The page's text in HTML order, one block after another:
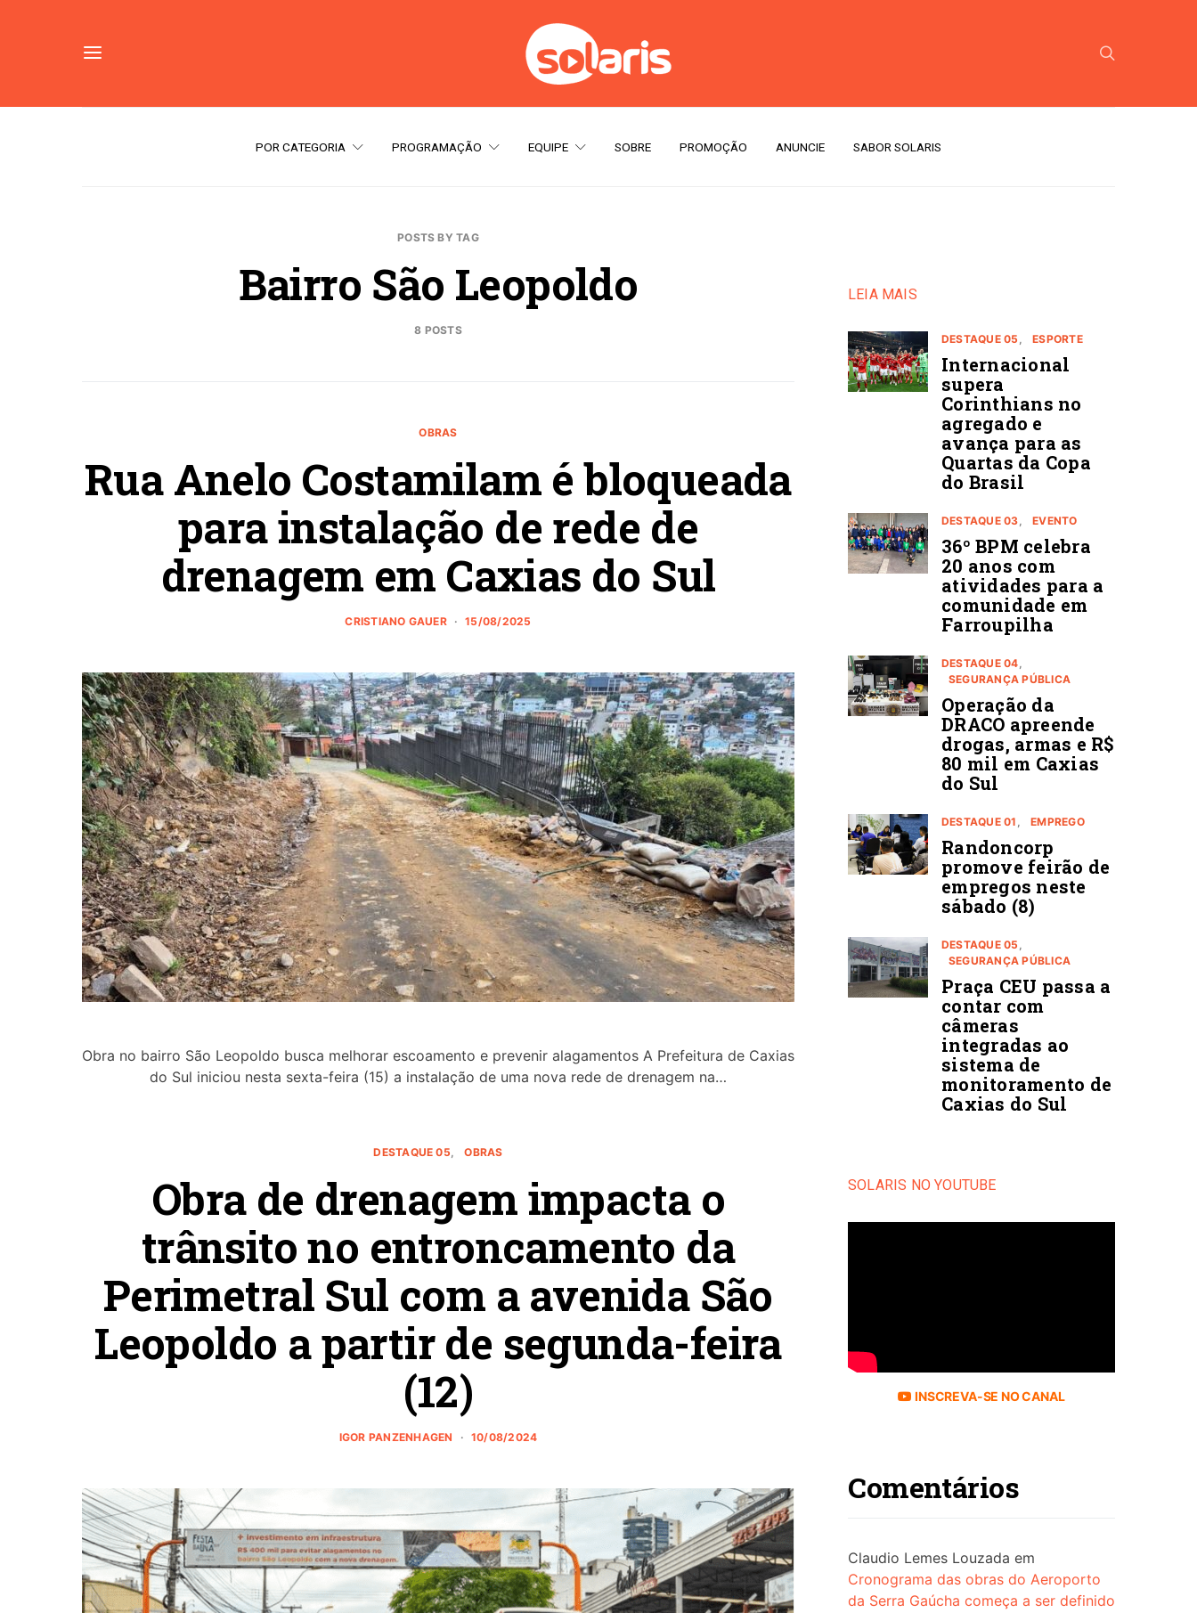
POR CATEGORIA PROGRAMAÇÃO EQUIPE SOBRE PROMOÇÃO ANUNCIE SABOR SOLARIS
POSTS BY TAG
Bairro São Leopoldo
8 POSTS
OBRAS
Rua Anelo Costamilam é bloqueada
para instalação de rede de
drenagem em Caxias do Sul
CRISTIANO GAUER 15/08/2025
Obra no bairro São Leopoldo busca melhorar escoamento e prevenir alagamentos A Prefeitura de Caxias
do Sul iniciou nesta sexta-feira (15) a instalação de uma nova rede de drenagem na…
DESTAQUE 05 OBRAS
Obra de drenagem impacta o
trânsito no entroncamento da
Perimetral Sul com a avenida São
Leopoldo a partir de segunda-feira
(12)
IGOR PANZENHAGEN 10/08/2024
LEIA MAIS
DESTAQUE 05 ESPORTE
Internacional
supera
Corinthians no
agregado e
avança para as
Quartas da Copa
do Brasil
DESTAQUE 03 EVENTO
36º BPM celebra
20 anos com
atividades para a
comunidade em
Farroupilha
DESTAQUE 04
SEGURANÇA PÚBLICA
Operação da
DRACO apreende
drogas, armas e R$
80 mil em Caxias
do Sul
DESTAQUE 01 EMPREGO
Randoncorp
promove feirão de
empregos neste
sábado (8)
DESTAQUE 05
SEGURANÇA PÚBLICA
Praça CEU passa a
contar com
câmeras
integradas ao
sistema de
monitoramento de
Caxias do Sul
SOLARIS NO YOUTUBE
INSCREVA-SE NO CANAL
Comentários
Claudio Lemes Louzada em
Cronograma das obras do Aeroporto
da Serra Gaúcha começa a ser definido